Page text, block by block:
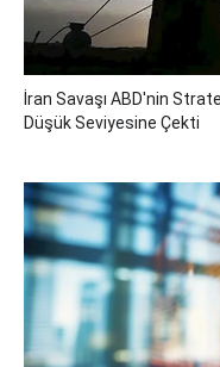
İran Savaşı ABD'nin
Düşük Seviyesine Çekti